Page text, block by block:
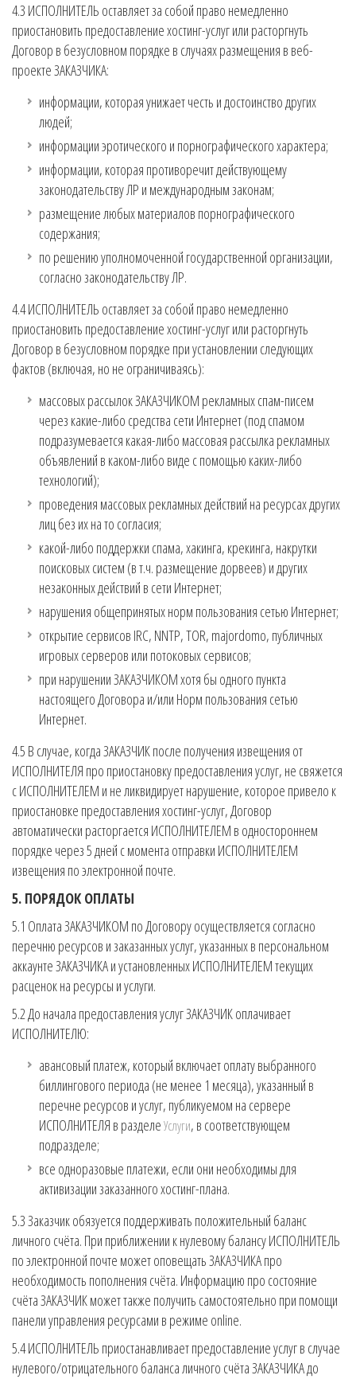
4.3 ИСПОЛНИТЕЛЬ оставляет за собой право немедленно
приостановить предоставление хостинг-услуг или расторгнуть
Договор в безусловном порядке в случаях размещения в веб-
проекте ЗАКАЗЧИКА:
информации, которая унижает честь и достоинство других
людей;
информации эротического и порнографического характера;
информации, которая противоречит действующему
законодательству ЛР и международным законам;
размещение любых материалов порнографического
содержания;
по решению уполномоченной государственной организации,
согласно законодательству ЛР.
4.4 ИСПОЛНИТЕЛЬ оставляет за собой право немедленно
приостановить предоставление хостинг-услуг или расторгнуть
Договор в безусловном порядке при установлении следующих
фактов (включая, но не ограничиваясь):
массовых рассылок ЗАКАЗЧИКОМ рекламных спам-писем
через какие-либо средства сети Интернет (под спамом
подразумевается какая-либо массовая рассылка рекламных
объявлений в каком-либо виде с помощью каких-либо
технологий);
проведения массовых рекламных действий на ресурсах других
лиц без их на то согласия;
какой-либо поддержки спама, хакинга, крекинга, накрутки
поисковых систем (в т.ч. размещение дорвеев) и других
незаконных действий в сети Интернет;
нарушения общепринятых норм пользования сетью Интернет;
открытие сервисов IRC, NNTP, TOR, majordomo, публичных
игровых серверов или потоковых сервисов;
при нарушении ЗАКАЗЧИКОМ хотя бы одного пункта
настоящего Договора и/или Норм пользования сетью
Интернет.
4.5 В случае, когда ЗАКАЗЧИК после получения извещения от
ИСПОЛНИТЕЛЯ про приостановку предоставления услуг, не свяжется
с ИСПОЛНИТЕЛЕМ и не ликвидирует нарушение, которое привело к
приостановке предоставления хостинг-услуг, Договор
автоматически расторгается ИСПОЛНИТЕЛЕМ в одностороннем
порядке через 5 дней с момента отправки ИСПОЛНИТЕЛЕМ
извещения по электронной почте.
5. ПОРЯДОК ОПЛАТЫ
5.1 Оплата ЗАКАЗЧИКОМ по Договору осуществляется согласно
перечню ресурсов и заказанных услуг, указанных в персональном
аккаунте ЗАКАЗЧИКА и установленных ИСПОЛНИТЕЛЕМ текущих
расценок на ресурсы и услуги.
5.2 До начала предоставления услуг ЗАКАЗЧИК оплачивает
ИСПОЛНИТЕЛЮ:
авансовый платеж, который включает оплату выбранного
биллингового периода (не менее 1 месяца), указанный в
перечне ресурсов и услуг, публикуемом на сервере
ИСПОЛНИТЕЛЯ в разделеУслуги, в соответствующем
подразделе;
все одноразовые платежи, если они необходимы для
активизации заказанного хостинг-плана.
5.3 Заказчик обязуется поддерживать положительный баланс
личного счёта. При приближении к нулевому балансу ИСПОЛНИТЕЛЬ
по электронной почте может оповещать ЗАКАЗЧИКА про
необходимость пополнения счёта. Информацию про состояние
счёта ЗАКАЗЧИК может также получить самостоятельно при помощи
панели управления ресурсами в режиме online.
5.4 ИСПОЛНИТЕЛЬ приостанавливает предоставление услуг в случае
нулевого/отрицательного баланса личного счёта ЗАКАЗЧИКА до